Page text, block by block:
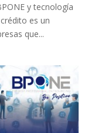
y tecnología
es un
que...